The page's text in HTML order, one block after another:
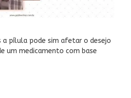
a pílula pode sim afetar o desejo
um medicamento com base